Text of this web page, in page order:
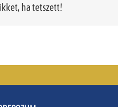
ha tetszett!